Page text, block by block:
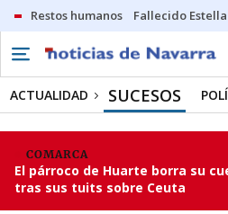
Restos humanos Fallecido Estella
ACTUALIDAD SUCESOS
COMARCA
El párroco de Huarte borra su
tras sus tuits sobre Ceuta